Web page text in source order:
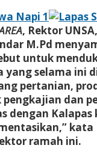
, Rektor
M.Pd
untuk
yang selama ini
pertanian,
dan
dengan
ramah ini.